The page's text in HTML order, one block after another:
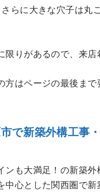
らに大きな穴子は
りがあるので、来店
方はページの最後ま
で新築外構工事
も大満足！の新築
心とした関西圏で